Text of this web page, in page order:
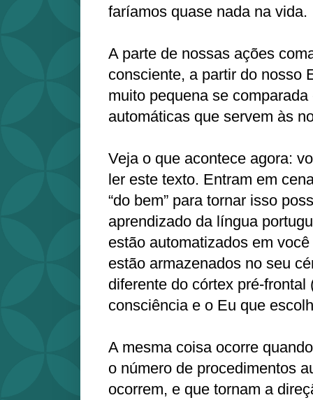
faríamos quase nada na vida.
A parte de nossas ações
consciente, a partir do nosso
muito pequena se
automáticas que servem às
Veja o que acontece agora:
ler este texto. Entram em
“do bem” para tornar isso
aprendizado da língua
estão automatizados em
estão armazenados no seu
diferente do córtex pré-frontal
consciência e o Eu que
A mesma coisa ocorre
o número de procedimentos
ocorrem, e que tornam a